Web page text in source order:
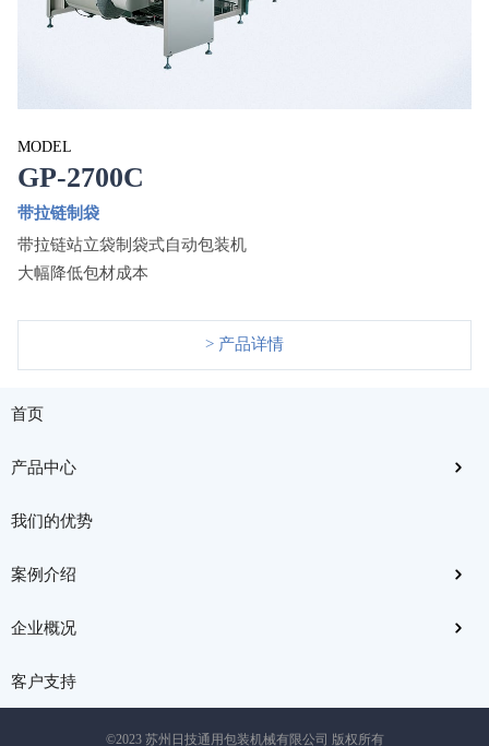
MODEL
GP-2700C
带拉链制袋
带拉链站立袋制袋式自动包装机
大幅降低包材成本
> 产品详情
首页
产品中心
我们的优势
案例介绍
企业概况
客户支持
©2023 苏州日技通用包装机械有限公司 版权所有